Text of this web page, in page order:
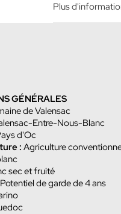
Plus
GÉNÉRALES
de Valensac
Entre-Nous-Blanc
d'Oc
:Agriculture
sec et fruité
Potentiel de garde de 4 ans